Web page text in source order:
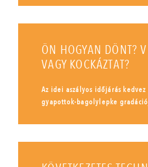
ÖN HOGYAN DÖNT?
VAGY KOCKÁZTAT?
Az idei aszályos időjárás
gyapottok-bagolylepke